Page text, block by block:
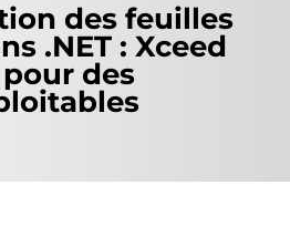
des feuilles
.NET : Xceed
des